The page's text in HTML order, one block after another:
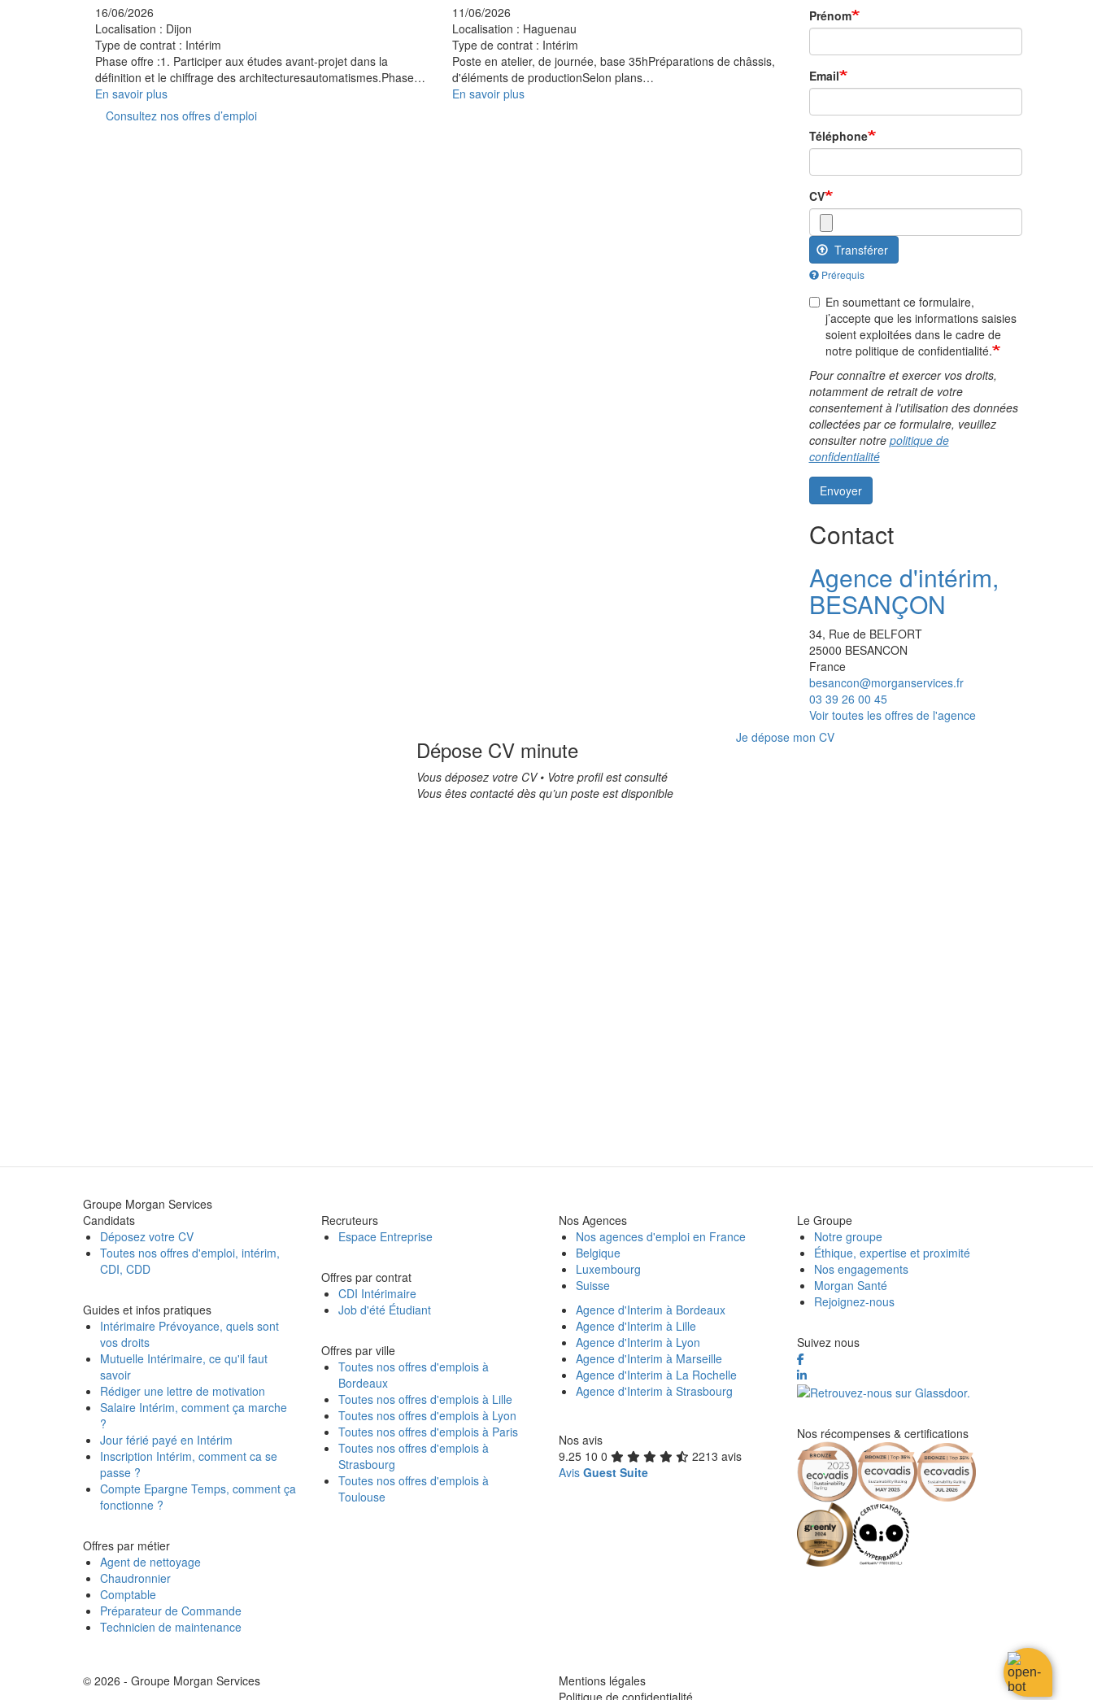
16/06/2026
Localisation : Dijon
Type de contrat : Intérim
Phase offre :1. Participer aux études avant-projet dans la
définition et le chiffrage des architecturesautomatismes.Phase…
En savoir plus
11/06/2026
Localisation : Haguenau
Type de contrat : Intérim
Poste en atelier, de journée, base 35hPréparations de châssis,
d'éléments de productionSelon plans…
En savoir plus
Consultez nos offres d’emploi
Prénom
Email
Téléphone
CV
Transférer
Prérequis
En soumettant ce formulaire,
j’accepte que les informations saisies
soient exploitées dans le cadre de
notre politique de confidentialité.
Pour connaître et exercer vos droits,
notamment de retrait de votre
consentement à l’utilisation des données
collectées par ce formulaire, veuillez
consulter notre politique de
confidentialité
Envoyer
Contact
Agence d'intérim,
BESANÇON
34, Rue de BELFORT
25000 BESANCON
France
besancon@morganservices.fr
03 39 26 00 45
Voir toutes les offres de l'agence
Dépose CV minute
Vous déposez votre CV • Votre profil est consulté
Vous êtes contacté dès qu’un poste est disponible
Je dépose mon CV
Groupe Morgan Services
Candidats
Déposez votre CV
Toutes nos offres d'emploi, intérim,
CDI, CDD
Guides et infos pratiques
Intérimaire Prévoyance, quels sont
vos droits
Mutuelle Intérimaire, ce qu'il faut
savoir
Rédiger une lettre de motivation
Salaire Intérim, comment ça marche
?
Jour férié payé en Intérim
Inscription Intérim, comment ca se
passe ?
Compte Epargne Temps, comment ça
fonctionne ?
Offres par métier
Agent de nettoyage
Chaudronnier
Comptable
Préparateur de Commande
Technicien de maintenance
Recruteurs
Espace Entreprise
Offres par contrat
CDI Intérimaire
Job d'été Étudiant
Offres par ville
Toutes nos offres d'emplois à
Bordeaux
Toutes nos offres d'emplois à Lille
Toutes nos offres d'emplois à Lyon
Toutes nos offres d'emplois à Paris
Toutes nos offres d'emplois à
Strasbourg
Toutes nos offres d'emplois à
Toulouse
Nos Agences
Nos agences d'emploi en France
Belgique
Luxembourg
Suisse
Agence d'Interim à Bordeaux
Agence d'Interim à Lille
Agence d'Interim à Lyon
Agence d'Interim à Marseille
Agence d'Interim à La Rochelle
Agence d'Interim à Strasbourg
Nos avis
9.25 10 0
2213 avis
Avis Guest Suite
Le Groupe
Notre groupe
Éthique, expertise et proximité
Nos engagements
Morgan Santé
Rejoignez-nous
Suivez nous
Nos récompenses & certifications
© 2026 - Groupe Morgan Services
Mentions légales
Politique de confidentialité